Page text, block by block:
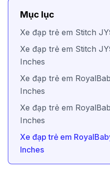
Mục lục
Xe đạp trẻ em Stitch
Xe đạp trẻ em Stitch
Inches
Xe đạp trẻ em
Inches
Xe đạp trẻ em
Inches
Xe đạp trẻ em
Inches